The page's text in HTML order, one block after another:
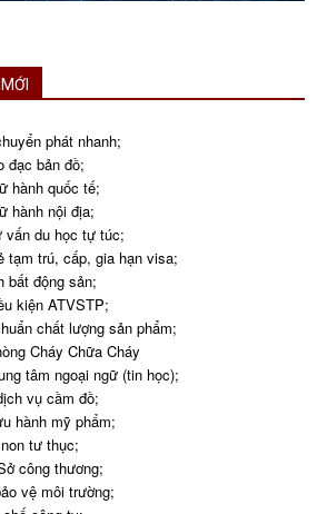
phát nhanh;
đạc bản đồ;
hành quốc tế;
hành nội địa;
vấn du học tự túc;
tạm trú, cấp, gia hạn visa;
bất động sản;
kiện ATVSTP;
chất lượng sản phẩm;
Cháy Chữa Cháy
tâm ngoại ngữ (tin học);
vụ cầm đồ;
hành mỹ phẩm;
tư thục;
công thương;
vệ môi trường;